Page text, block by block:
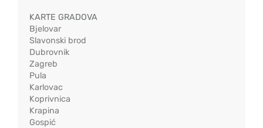
KARTE GRADOVA
Bjelovar
Slavonski brod
Dubrovnik
Zagreb
Pula
Karlovac
Koprivnica
Krapina
Gospić